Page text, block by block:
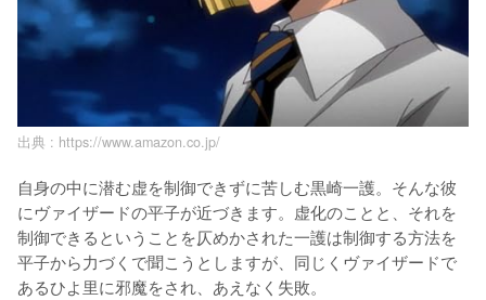
出典 : https://www.amazon.co.jp/
自身の中に潜む虚を制御できずに苦しむ黒崎一護。そんな彼
にヴァイザードの平子が近づきます。虚化のことと、それを
制御できるということを仄めかされた一護は制御する方法を
平子から力づくで聞こうとしますが、同じくヴァイザードで
あるひよ里に邪魔をされ、あえなく失敗。